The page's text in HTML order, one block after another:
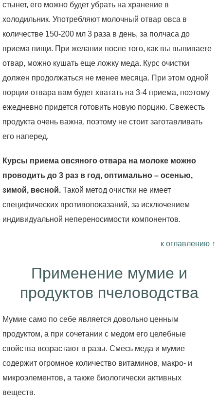
стынет, его можно будет убрать на хранение в
холодильник. Употребляют молочный отвар овса в
количестве 150-200 мл 3 раза в день, за полчаса до
приема пищи. При желании после того, как вы выпиваете
отвар, можно кушать еще ложку меда. Курс очистки
должен продолжаться не менее месяца. При этом одной
порции отвара вам будет хватать на 3-4 приема, поэтому
ежедневно придется готовить новую порцию. Свежесть
продукта очень важна, поэтому не стоит заготавливать
его наперед.
Курсы приема овсяного отвара на молоке можно
проводить до 3 раз в год, оптимально – осенью,
зимой, весной. Такой метод очистки не имеет
специфических противопоказаний, за исключением
индивидуальной непереносимости компонентов.
к оглавлению ↑
Применение мумие и
продуктов пчеловодства
Мумие само по себе является довольно ценным
продуктом, а при сочетании с медом его целебные
свойства возрастают в разы. Смесь меда и мумие
содержит огромное количество витаминов, макро- и
микроэлементов, а также биологически активных
веществ.